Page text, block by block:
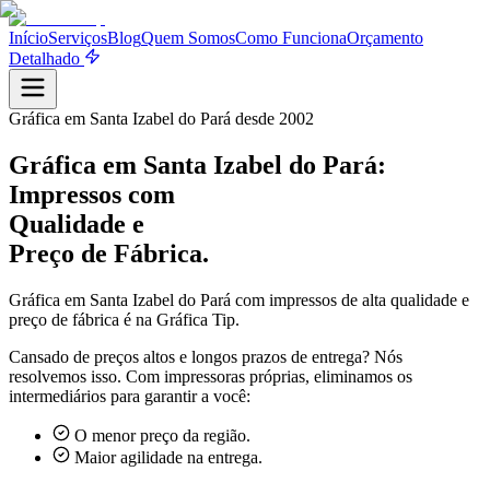
InícioServiçosBlogQuem SomosComo FuncionaOrçamento
Detalhado
Gráfica em Santa Izabel do Pará desde 2002
Gráfica em Santa Izabel do Pará:
Impressos com
Qualidade e
Preço de Fábrica.
Gráfica em Santa Izabel do Pará com impressos de alta qualidade e
preço de fábrica é na Gráfica Tip.
Cansado de preços altos e longos prazos de entrega? Nós
resolvemos isso. Com impressoras próprias, eliminamos os
intermediários para garantir a você:
O menor preço da região.
Maior agilidade na entrega.